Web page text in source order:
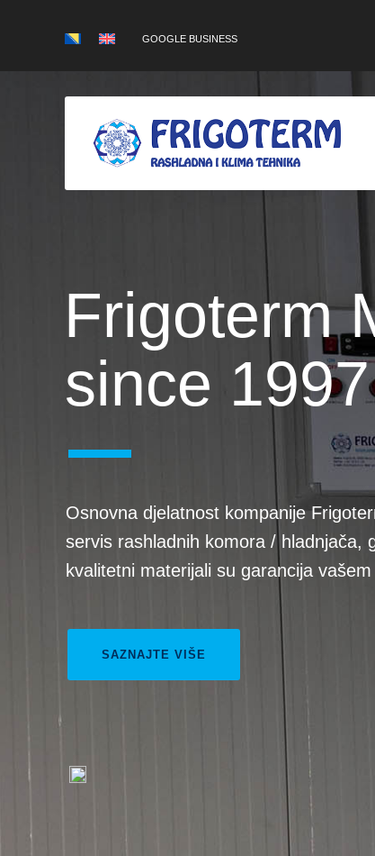
GOOGLE BUSINESS
Frigoterm
since
Osnovna djelatnost kompanije
servis rashladnih komora / hladnjača,
kvalitetni materijali su garancija
SAZNAJTE VIŠE